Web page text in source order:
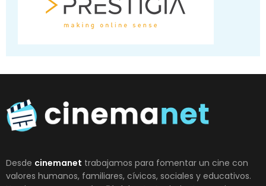
Desde cinemanet trabajamos para fomentar un cine con
valores humanos, familiares, cívicos, sociales y educativos.